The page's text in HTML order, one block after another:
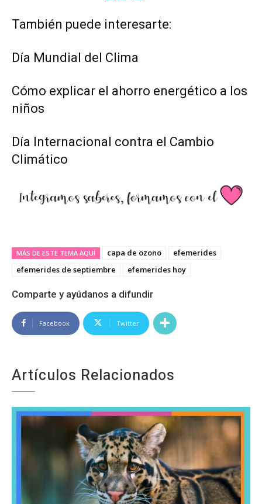
También puede interesarte:
Día Mundial del Clima
Cómo explicar el ahorro energético a los
niños
Día Internacional contra el Cambio
Climático
MÁS DE ESTE TEMA AQUÏ capa de ozono
efemerides
efemerides de septiembre
efemerides hoy
Comparte y ayúdanos a difundir
Facebook Twitter
Artículos Relacionados